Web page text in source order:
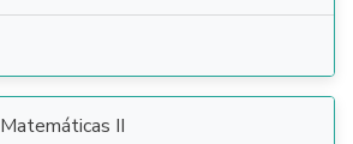
Matemáticas II